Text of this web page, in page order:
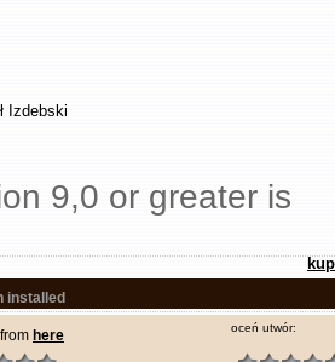
Izdebski
9,0 or greater is
installed
here oceń utwór: